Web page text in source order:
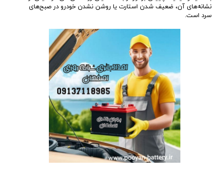
نشانه‌های آن، ضعیف شدن استارت یا روشن نشدن خودرو در صبح‌های
سرد است.